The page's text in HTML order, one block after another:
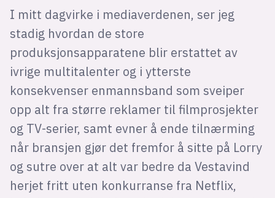
I mitt dagvirke i mediaverdenen, ser jeg
stadig hvordan de store
produksjonsapparatene blir erstattet av
ivrige multitalenter og i ytterste
konsekvenser enmannsband som sveiper
opp alt fra større reklamer til filmprosjekter
og TV-serier, samt evner å ende tilnærming
når bransjen gjør det fremfor å sitte på Lorry
og sutre over at alt var bedre da Vestavind
herjet fritt uten konkurranse fra Netflix,